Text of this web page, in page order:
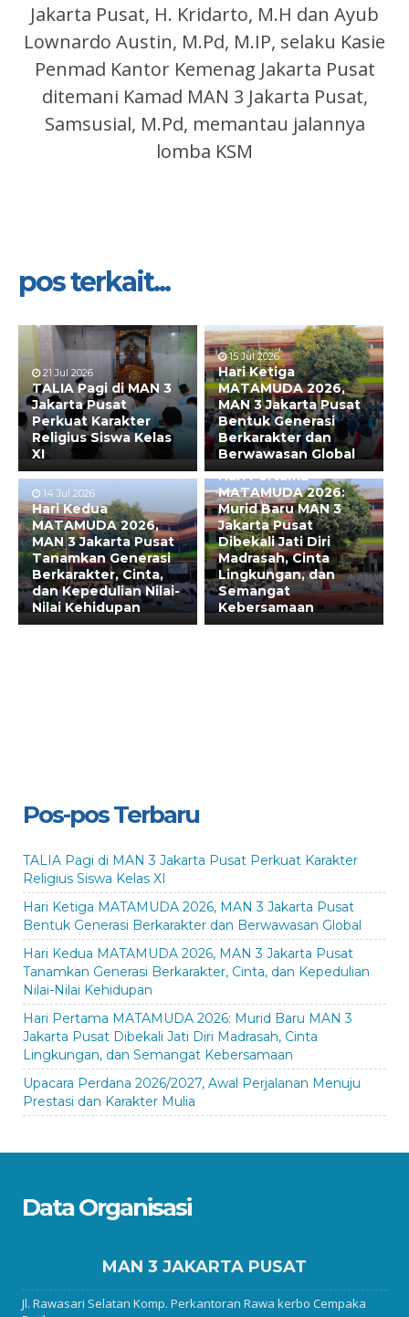
Jakarta Pusat, H. Kridarto, M.H dan Ayub
Lownardo Austin, M.Pd, M.IP, selaku Kasie
Penmad Kantor Kemenag Jakarta Pusat
ditemani Kamad MAN 3 Jakarta Pusat,
Samsusial, M.Pd, memantau jalannya
lomba KSM
pos terkait...
21 Jul 2026
TALIA Pagi di MAN 3
Jakarta Pusat
Perkuat Karakter
Religius Siswa Kelas
XI
15 Jul 2026
Hari Ketiga
MATAMUDA 2026,
MAN 3 Jakarta Pusat
Bentuk Generasi
Berkarakter dan
Berwawasan Global
14 Jul 2026
Hari Kedua
MATAMUDA 2026,
MAN 3 Jakarta Pusat
Tanamkan Generasi
Berkarakter, Cinta,
dan Kepedulian Nilai-
Nilai Kehidupan
13 Jul 2026
Hari Pertama
MATAMUDA 2026:
Murid Baru MAN 3
Jakarta Pusat
Dibekali Jati Diri
Madrasah, Cinta
Lingkungan, dan
Semangat
Kebersamaan
Pos-pos Terbaru
TALIA Pagi di MAN 3 Jakarta Pusat Perkuat Karakter
Religius Siswa Kelas XI
Hari Ketiga MATAMUDA 2026, MAN 3 Jakarta Pusat
Bentuk Generasi Berkarakter dan Berwawasan Global
Hari Kedua MATAMUDA 2026, MAN 3 Jakarta Pusat
Tanamkan Generasi Berkarakter, Cinta, dan Kepedulian
Nilai-Nilai Kehidupan
Hari Pertama MATAMUDA 2026: Murid Baru MAN 3
Jakarta Pusat Dibekali Jati Diri Madrasah, Cinta
Lingkungan, dan Semangat Kebersamaan
Upacara Perdana 2026/2027, Awal Perjalanan Menuju
Prestasi dan Karakter Mulia
Data Organisasi
MAN 3 JAKARTA PUSAT
Jl. Rawasari Selatan Komp. Perkantoran Rawa kerbo Cempaka